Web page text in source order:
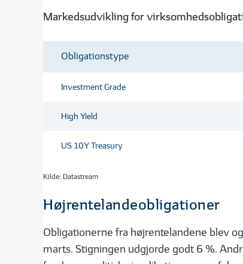
Markedsudvikling for
Obligationstype
Investment Grade
High Yield
US 10Y Treasury
Kilde: Datastream
Højrentelandeobligationer
Obligationerne fra højrentelandene blev
marts. Stigningen udgjorde godt 6 %.